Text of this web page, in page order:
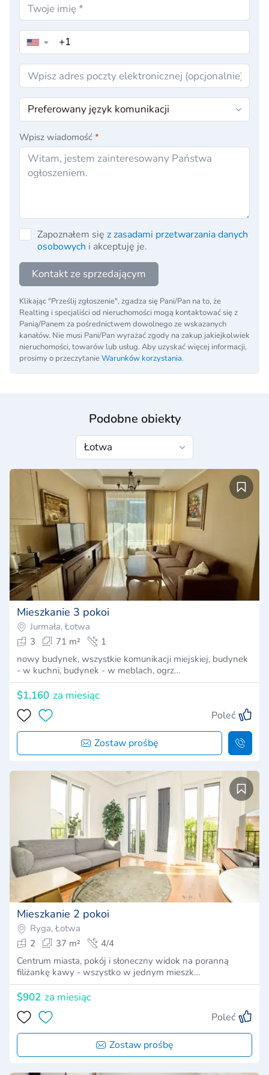
▼
Wpisz wiadomość *
Zapoznałem się z zasadami przetwarzania danych
osobowych i akceptuję je.
Kontakt ze sprzedającym
Klikając "Prześlij zgłoszenie", zgadza się Pani/Pan na to, że
Realting i specjaliści od nieruchomości mogą kontaktować się z
Panią/Panem za pośrednictwem dowolnego ze wskazanych
kanałów. Nie musi Pani/Pan wyrażać zgody na zakup jakiejkolwiek
nieruchomości, towarów lub usług. Aby uzyskać więcej informacji,
prosimy o przeczytanieWarunków korzystania.
Podobne obiekty
Mieszkanie 3 pokoi
Jurmała, Łotwa
3
71 m²
1
nowy budynek, wszystkie komunikacji miejskiej, budynek
- w kuchni, budynek - w meblach, ogrz…
$1,160 za miesiąc
Poleć
Zostaw prośbę
Mieszkanie 2 pokoi
Ryga, Łotwa
2
37 m²
4/4
Centrum miasta, pokój i słoneczny widok na poranną
filiżankę kawy - wszystko w jednym mieszk…
$902 za miesiąc
Poleć
Zostaw prośbę